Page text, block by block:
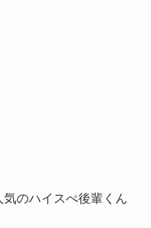
のハイスぺ後輩くん